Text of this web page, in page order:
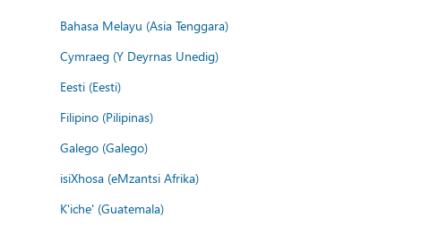
Bahasa Melayu (Asia Tenggara)
Cymraeg (Y Deyrnas Unedig)
Eesti (Eesti)
Filipino (Pilipinas)
Galego (Galego)
isiXhosa (eMzantsi Afrika)
K'iche' (Guatemala)